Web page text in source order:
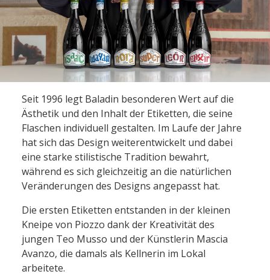
Seit 1996 legt Baladin besonderen Wert auf die
Ästhetik und den Inhalt der Etiketten, die seine
Flaschen individuell gestalten. Im Laufe der Jahre
hat sich das Design weiterentwickelt und dabei
eine starke stilistische Tradition bewahrt,
während es sich gleichzeitig an die natürlichen
Veränderungen des Designs angepasst hat.
Die ersten Etiketten entstanden in der kleinen
Kneipe von Piozzo dank der Kreativität des
jungen Teo Musso und der Künstlerin Mascia
Avanzo, die damals als Kellnerin im Lokal
arbeitete.